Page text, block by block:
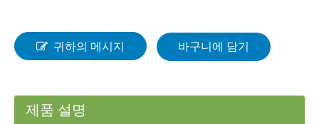
귀하의 메시지 바구니에 담기
제품 설명